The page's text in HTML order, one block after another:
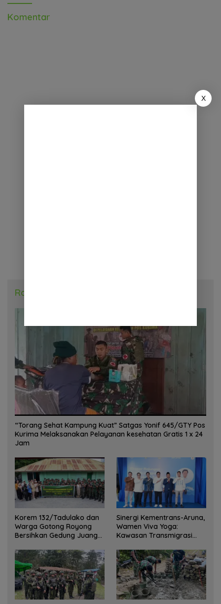
Komentar
Radar Daerah
“Torang Sehat Kampung Kuat” Satgas Yonif 645/GTY Pos
Kurima Melaksanakan Pelayanan kesehatan Gratis 1 x 24
Jam
Korem 132/Tadulako dan
Warga Gotong Royong
Bersihkan Gedung Juang
Sinergi Kementrans-Aruna,
Wamen Viva Yoga:
Kawasan Transmigrasi
Ke Pasar Global
X